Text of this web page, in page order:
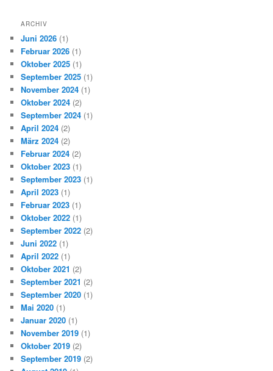
ARCHIV
Juni 2026 (1)
Februar 2026 (1)
Oktober 2025 (1)
September 2025 (1)
November 2024 (1)
Oktober 2024 (2)
September 2024 (1)
April 2024 (2)
März 2024 (2)
Februar 2024 (2)
Oktober 2023 (1)
September 2023 (1)
April 2023 (1)
Februar 2023 (1)
Oktober 2022 (1)
September 2022 (2)
Juni 2022 (1)
April 2022 (1)
Oktober 2021 (2)
September 2021 (2)
September 2020 (1)
Mai 2020 (1)
Januar 2020 (1)
November 2019 (1)
Oktober 2019 (2)
September 2019 (2)